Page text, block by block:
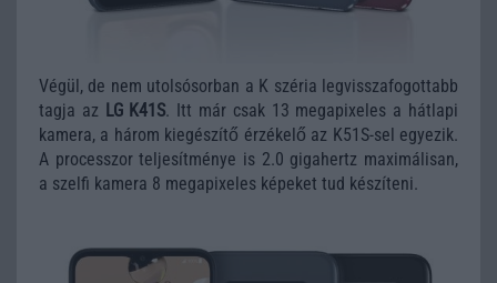
Végül, de nem utolsósorban a K széria legvisszafogottabb
tagja az LG K41S. Itt már csak 13 megapixeles a hátlapi
kamera, a három kiegészítő érzékelő az K51S-sel egyezik.
A processzor teljesítménye is 2.0 gigahertz maximálisan,
a szelfi kamera 8 megapixeles képeket tud készíteni.